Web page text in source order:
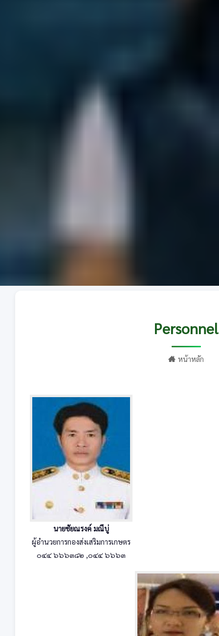
Personnel
หน้าหลัก
นายชัยณรงค์ มณีบู่
ผู้อำนวยการกองส่งเสริมการเกษตร
๐๔๔ ๖๖๖๓๘๒ ,๐๔๔ ๖๖๖๓